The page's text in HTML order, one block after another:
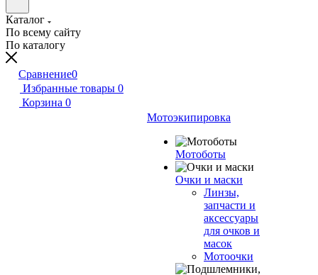
Каталог
По всему сайту
По каталогу
Сравнение0
Избранные товары 0
Корзина 0
Мотоэкипировка
Мотоботы
Очки и маски
Линзы,
запчасти и
аксессуары
для очков и
масок
Мотоочки